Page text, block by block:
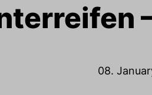
08.